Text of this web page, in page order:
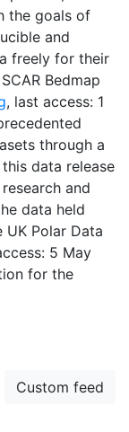
the goals of
and
freely for their
Bedmap
, last access: 1
through a
data release
and
data held
Polar Data
5 May
for the
Custom feed